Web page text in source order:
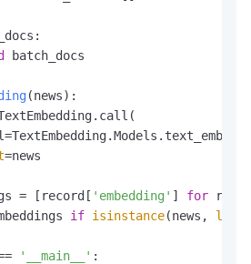
batch_docs
(news):
=news
= [record[
'embedding' ] for
if isinstance(news, list
'__main__' :